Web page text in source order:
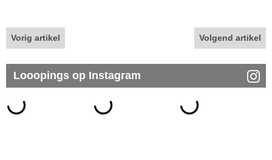
Vorig artikel Volgend artikel
Looopings op Instagram